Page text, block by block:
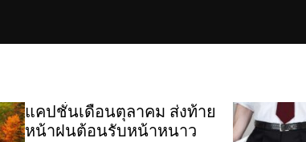
คปชั่นเดือนตุลาคม ส่งท้าย
น้าฝนต้อนรับหน้าหนาว